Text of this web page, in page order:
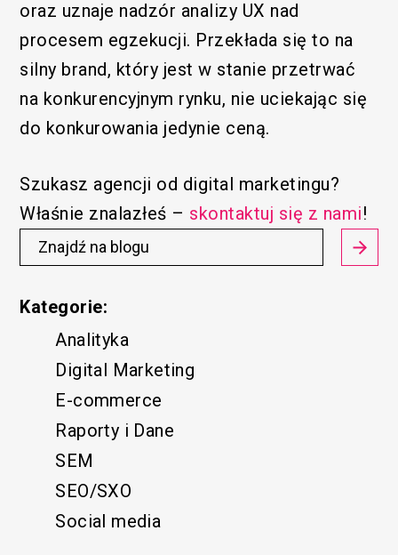
oraz uznaje nadzór analizy UX nad
procesem egzekucji. Przekłada się to na
silny brand, który jest w stanie przetrwać
na konkurencyjnym rynku, nie uciekając się
do konkurowania jedynie ceną.
Szukasz agencji od digital marketingu?
Właśnie znalazłeś – skontaktuj się z nami!
Kategorie:
Analityka
Digital Marketing
E-commerce
Raporty i Dane
SEM
SEO/SXO
Social media